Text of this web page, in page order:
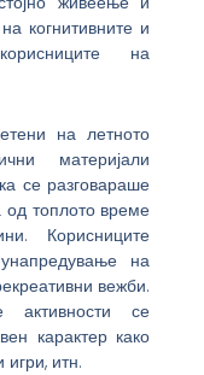
когнитивните и
на
на летното
материјали
се разговараше
од топлото време
Корисниците
на
вежби.
активности се
карактер како
итн.